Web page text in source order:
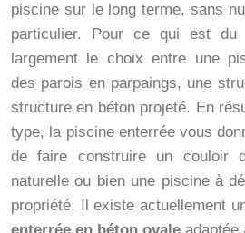
piscine sur le long terme, sans
particulier. Pour ce qui est du
largement le choix entre une
des parois en parpaings, une
structure en béton projeté. En
type, la piscine enterrée vous
de faire construire un couloir
naturelle ou bien une piscine à
propriété. Il existe actuellement